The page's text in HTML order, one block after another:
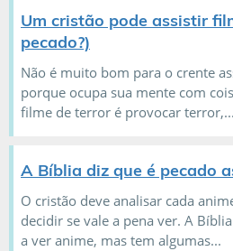
Um cristão pode assistir
pecado?)
Não é muito bom para o crente
porque ocupa sua mente com
filme de terror é provocar terror,...
A Bíblia diz que é pecado
O cristão deve analisar cada
decidir se vale a pena ver. A
a ver anime, mas tem algumas...